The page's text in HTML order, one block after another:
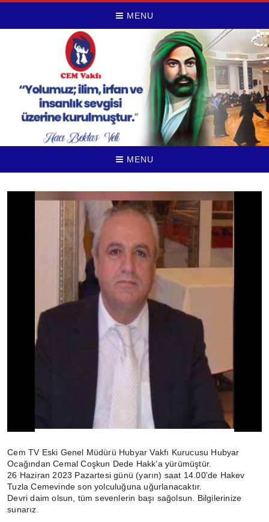
MENU
MENU
Cem TV Eski Genel Müdürü Hubyar Vakfı Kurucusu Hubyar
Ocağından Cemal Coşkun Dede Hakk’a yürümüştür.
26 Haziran 2023 Pazartesi günü (yarın) saat 14.00'de Hakev
Tuzla Cemevinde son yolculuğuna uğurlanacaktır.
Devri daim olsun, tüm sevenlerin başı sağolsun. Bilgilerinize
sunarız.